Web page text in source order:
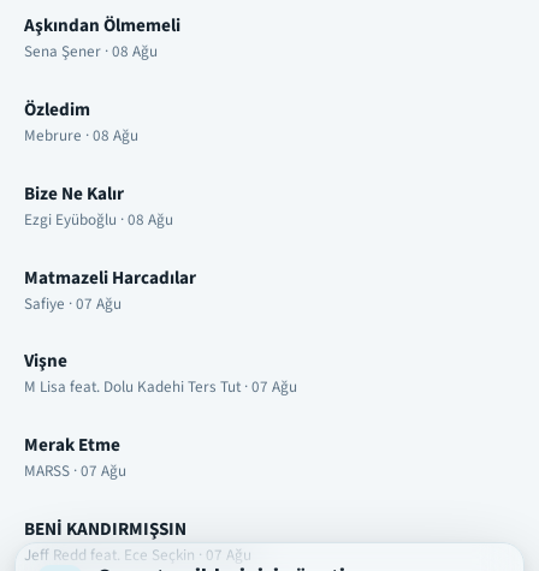
Aşkından Ölmemeli
Sena Şener · 08 Ağu
Özledim
Mebrure · 08 Ağu
Bize Ne Kalır
Ezgi Eyüboğlu · 08 Ağu
Matmazeli Harcadılar
Safiye · 07 Ağu
Vişne
M Lisa feat. Dolu Kadehi Ters Tut · 07 Ağu
Merak Etme
MARSS · 07 Ağu
BENİ KANDIRMIŞSIN
Jeff Redd feat. Ece Seçkin · 07 Ağu